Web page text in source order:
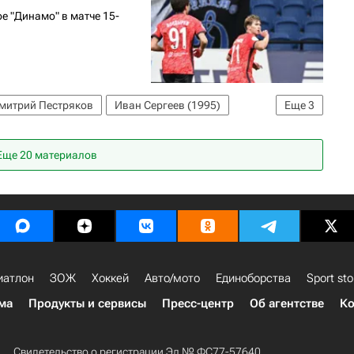
"Динамо" в матче 15-
Еще3
Пестряков
Иван Сергеев (1995)
20 материалов
ЗОЖ Хоккей Авто/мото Единоборства
Sport
Продукты и сервисы Пресс-центр Об агентстве